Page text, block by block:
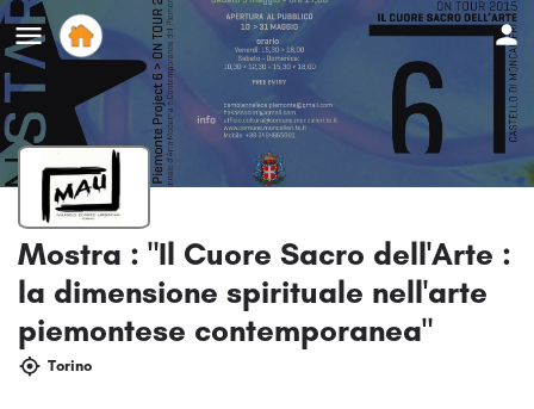
Mostra : "Il Cuore Sacro dell'Arte :
la dimensione spirituale nell'arte
piemontese contemporanea"
Torino